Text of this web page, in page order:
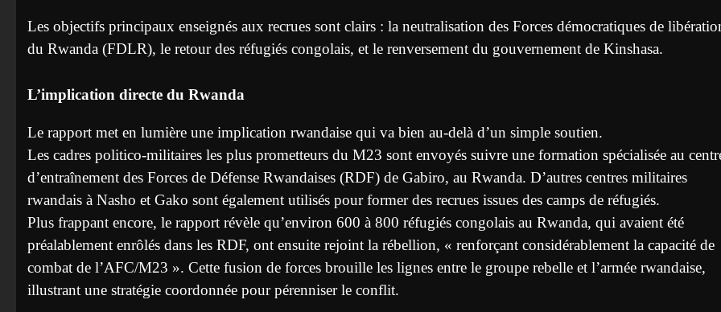
Les objectifs principaux enseignés aux recrues sont clairs : la neutralisation des Forces démocratiques de
du Rwanda (FDLR), le retour des réfugiés congolais, et le renversement du gouvernement de Kinshasa.
L’implication directe du Rwanda
Le rapport met en lumière une implication rwandaise qui va bien au-delà d’un simple soutien.
Les cadres politico-militaires les plus prometteurs du M23 sont envoyés suivre une formation spécialisée au
d’entraînement des Forces de Défense Rwandaises (RDF) de Gabiro, au Rwanda. D’autres centres militaires
rwandais à Nasho et Gako sont également utilisés pour former des recrues issues des camps de réfugiés.
Plus frappant encore, le rapport révèle qu’environ 600 à 800 réfugiés congolais au Rwanda, qui avaient été
préalablement enrôlés dans les RDF, ont ensuite rejoint la rébellion, « renforçant considérablement la capacité de
combat de l’AFC/M23 ». Cette fusion de forces brouille les lignes entre le groupe rebelle et l’armée rwandaise,
illustrant une stratégie coordonnée pour pérenniser le conflit.